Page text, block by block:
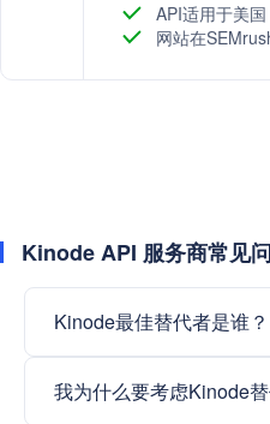
API适用于美国
网站在
Kinode API 服务商常见
Kinode最佳替代者是谁？
我为什么要考虑Kinode